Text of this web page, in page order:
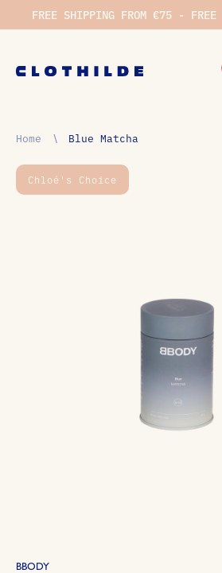
FREE SHIPPING FROM €75 -
Home ∖ Blue Matcha
Chloé's Choice
BBODY